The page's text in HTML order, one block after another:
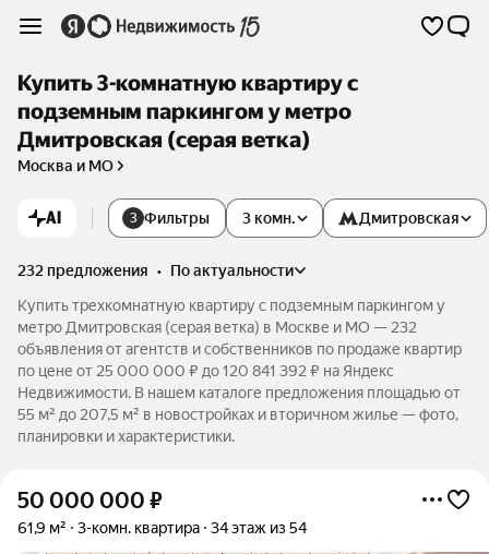
Купить 3-комнатную квартиру с
подземным паркингом у метро
Дмитровская (серая ветка)
Москва и МО
AI 3 Фильтры 3 комн. Дмитровская
232 предложения •
по актуальности
Купить трехкомнатную квартиру с подземным паркингом у
метро Дмитровская (серая ветка) в Москве и МО — 232
объявления от агентств и собственников по продаже квартир
по цене от 25 000 000 ₽ до 120 841 392 ₽ на Яндекс
Недвижимости. В нашем каталоге предложения площадью от
55 м² до 207,5 м² в новостройках и вторичном жилье — фото,
планировки и характеристики.
50 000 000 ₽
61,9 м² 3-комн. квартира 34 этаж из 54